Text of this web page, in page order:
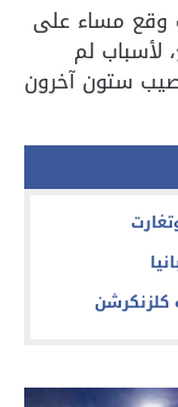
وقع مساء على
لأسباب لم
ستون آخرون
كلزنكرشن